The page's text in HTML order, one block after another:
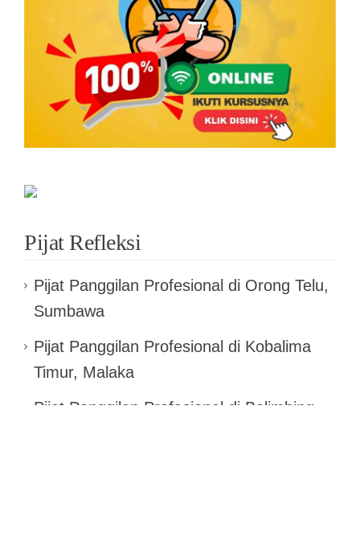
Pijat Refleksi
Pijat Panggilan Profesional di Orong Telu,
Sumbawa
Pijat Panggilan Profesional di Kobalima
Timur, Malaka
Pijat Panggilan Profesional di Belimbing